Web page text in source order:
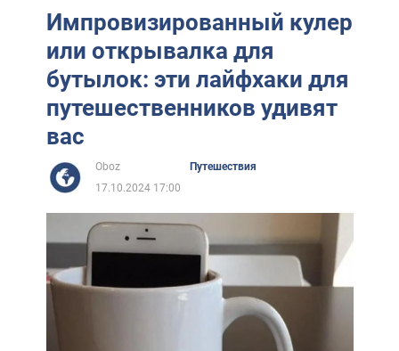
Импровизированный кулер
или открывалка для
бутылок: эти лайфхаки для
путешественников удивят
вас
Oboz
Путешествия
17.10.2024 17:00